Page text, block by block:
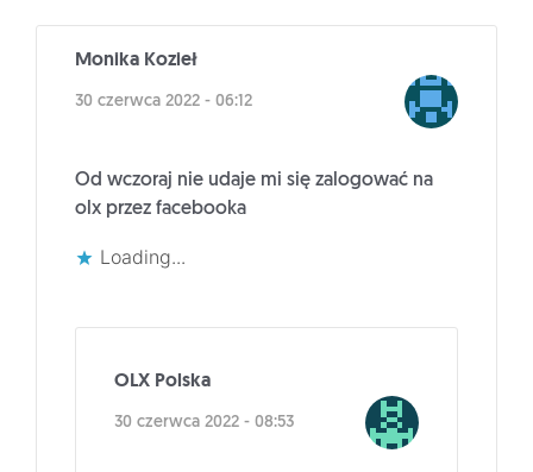
Monika Kozieł
30 czerwca 2022 - 06:12
Od wczoraj nie udaje mi się zalogować na
olx przez facebooka
Loading...
OLX Polska
30 czerwca 2022 - 08:53